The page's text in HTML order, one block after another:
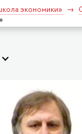
экономики»